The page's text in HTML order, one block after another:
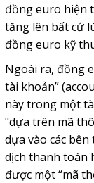
đồng euro hiện
tăng lên bất cứ
đồng euro kỹ
Ngoài ra, đồng
tài khoản”
này trong một
"dựa trên mã
dựa vào các
dịch thanh toán
được một “mã